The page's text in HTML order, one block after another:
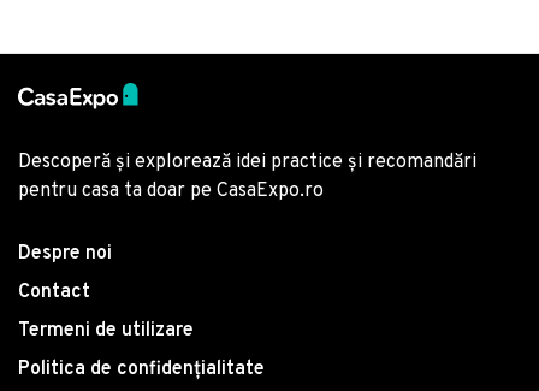
Descoperă și explorează idei practice și recomandări
pentru casa ta doar pe CasaExpo.ro
Despre noi
Contact
Termeni de utilizare
Politica de confidențialitate